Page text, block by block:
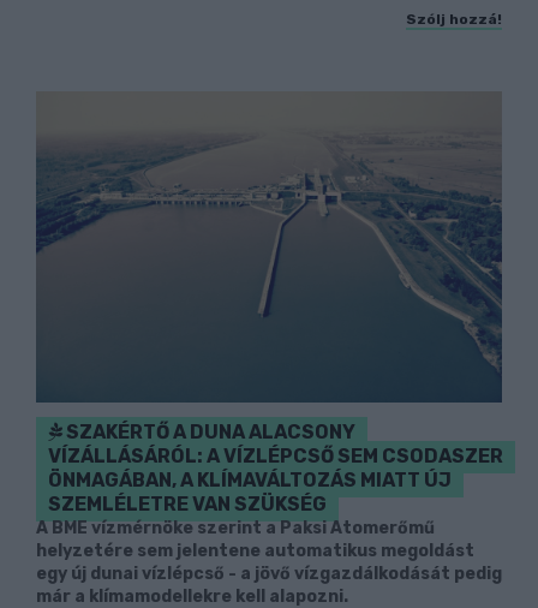
Szólj hozzá!
SZAKÉRTŐ A DUNA ALACSONY
VÍZÁLLÁSÁRÓL: A VÍZLÉPCSŐ SEM CSODASZER
ÖNMAGÁBAN, A KLÍMAVÁLTOZÁS MIATT ÚJ
SZEMLÉLETRE VAN SZÜKSÉG
A BME vízmérnöke szerint a Paksi Atomerőmű
helyzetére sem jelentene automatikus megoldást
egy új dunai vízlépcső - a jövő vízgazdálkodását pedig
már a klímamodellekre kell alapozni.